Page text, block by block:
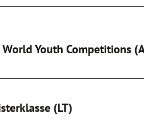
Youth Competitions
(LT)